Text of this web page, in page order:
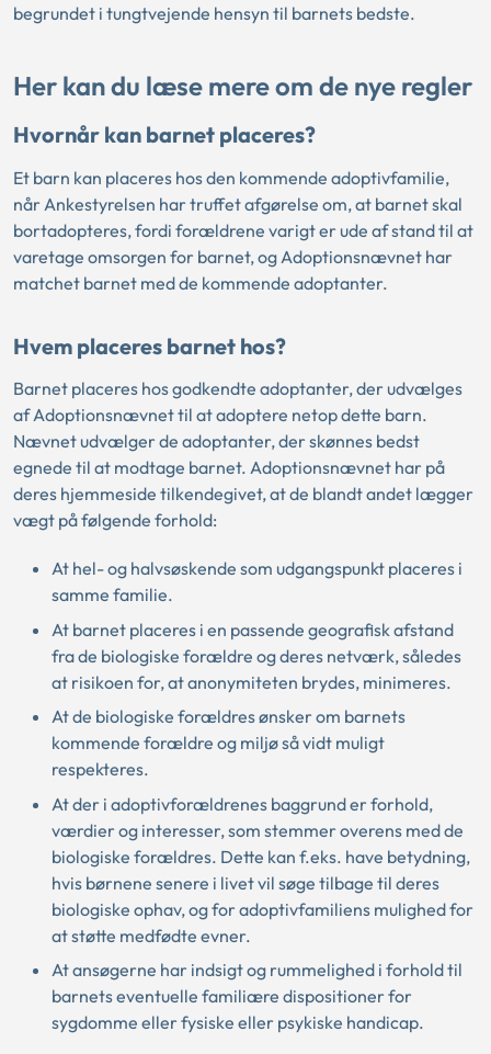
begrundet i tungtvejende hensyn til barnets bedste.
Her kan du læse mere om de nye regler
Hvornår kan barnet placeres?
Et barn kan placeres hos den kommende adoptivfamilie,
når Ankestyrelsen har truffet afgørelse om, at barnet skal
bortadopteres, fordi forældrene varigt er ude af stand til at
varetage omsorgen for barnet, og Adoptionsnævnet har
matchet barnet med de kommende adoptanter.
Hvem placeres barnet hos?
Barnet placeres hos godkendte adoptanter, der udvælges
af Adoptionsnævnet til at adoptere netop dette barn.
Nævnet udvælger de adoptanter, der skønnes bedst
egnede til at modtage barnet. Adoptionsnævnet har på
deres hjemmeside tilkendegivet, at de blandt andet lægger
vægt på følgende forhold:
At hel- og halvsøskende som udgangspunkt placeres i
samme familie.
At barnet placeres i en passende geografisk afstand
fra de biologiske forældre og deres netværk, således
at risikoen for, at anonymiteten brydes, minimeres.
At de biologiske forældres ønsker om barnets
kommende forældre og miljø så vidt muligt
respekteres.
At der i adoptivforældrenes baggrund er forhold,
værdier og interesser, som stemmer overens med de
biologiske forældres. Dette kan f.eks. have betydning,
hvis børnene senere i livet vil søge tilbage til deres
biologiske ophav, og for adoptivfamiliens mulighed for
at støtte medfødte evner.
At ansøgerne har indsigt og rummelighed i forhold til
barnets eventuelle familiære dispositioner for
sygdomme eller fysiske eller psykiske handicap.